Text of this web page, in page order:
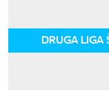
DRUGA LIGA